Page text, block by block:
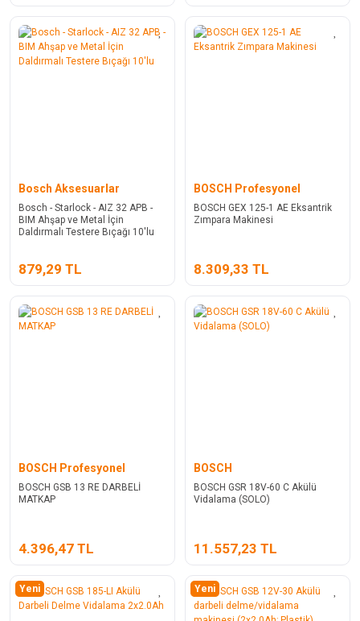
Bosch Aksesuarlar
Bosch - Starlock - AIZ 32 APB -
BIM Ahşap ve Metal İçin
Daldırmalı Testere Bıçağı 10'lu
879,29 TL
BOSCH Profesyonel
BOSCH GEX 125-1 AE Eksantrik
Zımpara Makinesi
8.309,33 TL
BOSCH Profesyonel
BOSCH GSB 13 RE DARBELİ
MATKAP
4.396,47 TL
BOSCH
BOSCH GSR 18V-60 C Akülü
Vidalama (SOLO)
11.557,23 TL
Yeni Yeni